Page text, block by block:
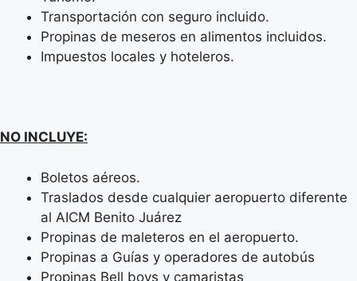
Transportación con seguro incluido.
Propinas de meseros en alimentos incluidos.
Impuestos locales y hoteleros.
NO INCLUYE:
Boletos aéreos.
Traslados desde cualquier aeropuerto diferente
al AICM Benito Juárez
Propinas de maleteros en el aeropuerto.
Propinas a Guías y operadores de autobús
Propinas Bell boys y camaristas